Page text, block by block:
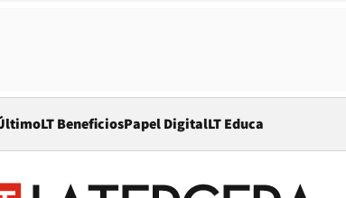
LT BeneficiosPapel DigitalOpens in new window
LT Educa